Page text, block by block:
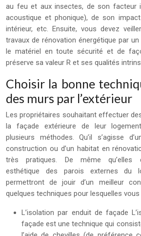
au feu et aux insectes, de son facteur
acoustique et phonique), de son
intérieur, etc. Ensuite, vous devez
travaux de rénovation énergétique par
le matériel en toute sécurité et de
préserve sa valeur R et ses qualités
Choisir la bonne
des murs par l’extérieur
Les propriétaires souhaitant effectuer
la façade extérieure de leur
plusieurs méthodes. Qu’il s’agisse
construction ou d’un habitat en
très pratiques. De même qu’elles
esthétique des parois externes du
permettront de jouir d’un meilleur
quelques techniques pour lesquelles
L’isolation par enduit de façade
façade est une technique qui